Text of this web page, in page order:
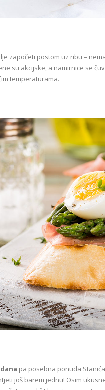
započeti postom uz ribu –
su akcijske, a namirnice se
temperaturama.
pa posebna ponuda
još barem jednu! Osim